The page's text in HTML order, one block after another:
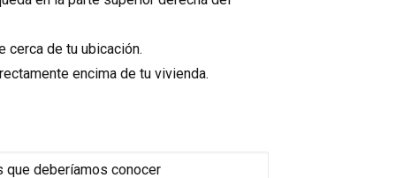
cerca de tu ubicación.
encima de tu vivienda.